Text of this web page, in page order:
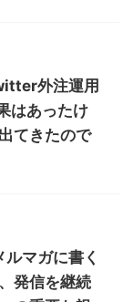
外注運用
はあったけ
てきたので
マガに書く
発信を継続